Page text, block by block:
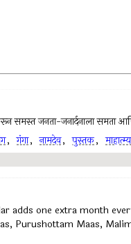
समस्त जनता-जनार्दनाला समता
, गंगा, नामदेव, पुस्तक, माहात्म्य
adds one extra month
Purushottam Maas,